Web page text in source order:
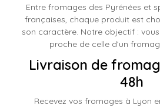
Entre fromages des Pyrénées et
françaises, chaque produit est
son caractère. Notre objectif :
proche de celle d’un
Livraison de
48h
Recevez vos fromages à Lyon